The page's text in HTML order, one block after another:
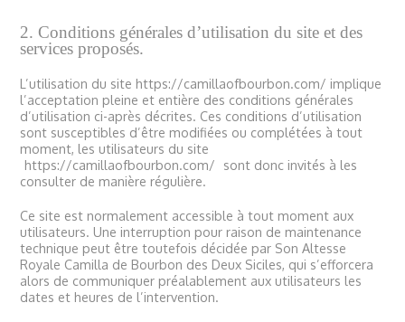
2. Conditions générales d’utilisation du site et des
services proposés.
L’utilisation du site https://camillaofbourbon.com/ implique
l’acceptation pleine et entière des conditions générales
d’utilisation ci-après décrites. Ces conditions d’utilisation
sont susceptibles d’être modifiées ou complétées à tout
moment, les utilisateurs du site
https://camillaofbourbon.com/
sont donc invités à les
consulter de manière régulière.
Ce site est normalement accessible à tout moment aux
utilisateurs. Une interruption pour raison de maintenance
technique peut être toutefois décidée par Son Altesse
Royale Camilla de Bourbon des Deux Siciles, qui s’efforcera
alors de communiquer préalablement aux utilisateurs les
dates et heures de l’intervention.